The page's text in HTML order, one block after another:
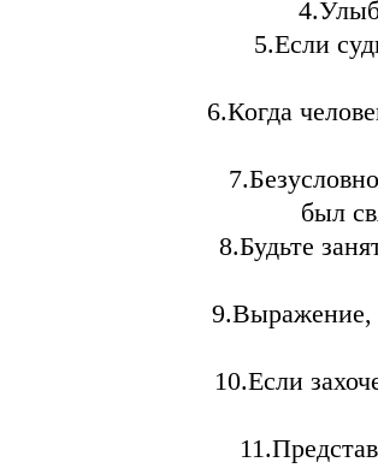
5.Если
6.Когда
был
8.Будьте
9.Выражение,
10.Если